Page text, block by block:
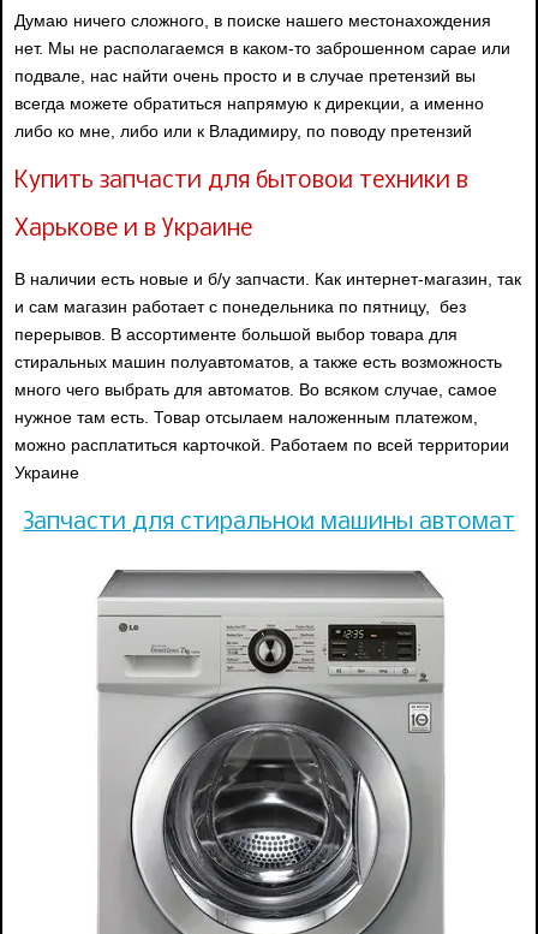
Думаю ничего сложного, в поиске нашего местонахождения
нет. Мы не располагаемся в каком-то заброшенном сарае или
подвале, нас найти очень просто и в случае претензий вы
всегда можете обратиться напрямую к дирекции, а именно
либо ко мне, либо или к Владимиру, по поводу претензий
Купить запчасти для бытовой техники в
Харькове и в Украине
В наличии есть новые и б/у запчасти. Как интернет-магазин, так
и сам магазин работает с понедельника по пятницу, без
перерывов. В ассортименте большой выбор товара для
стиральных машин полуавтоматов, а также есть возможность
много чего выбрать для автоматов. Во всяком случае, самое
нужное там есть. Товар отсылаем наложенным платежом,
можно расплатиться карточкой. Работаем по всей территории
Украине
Запчасти для стиральной машины автомат